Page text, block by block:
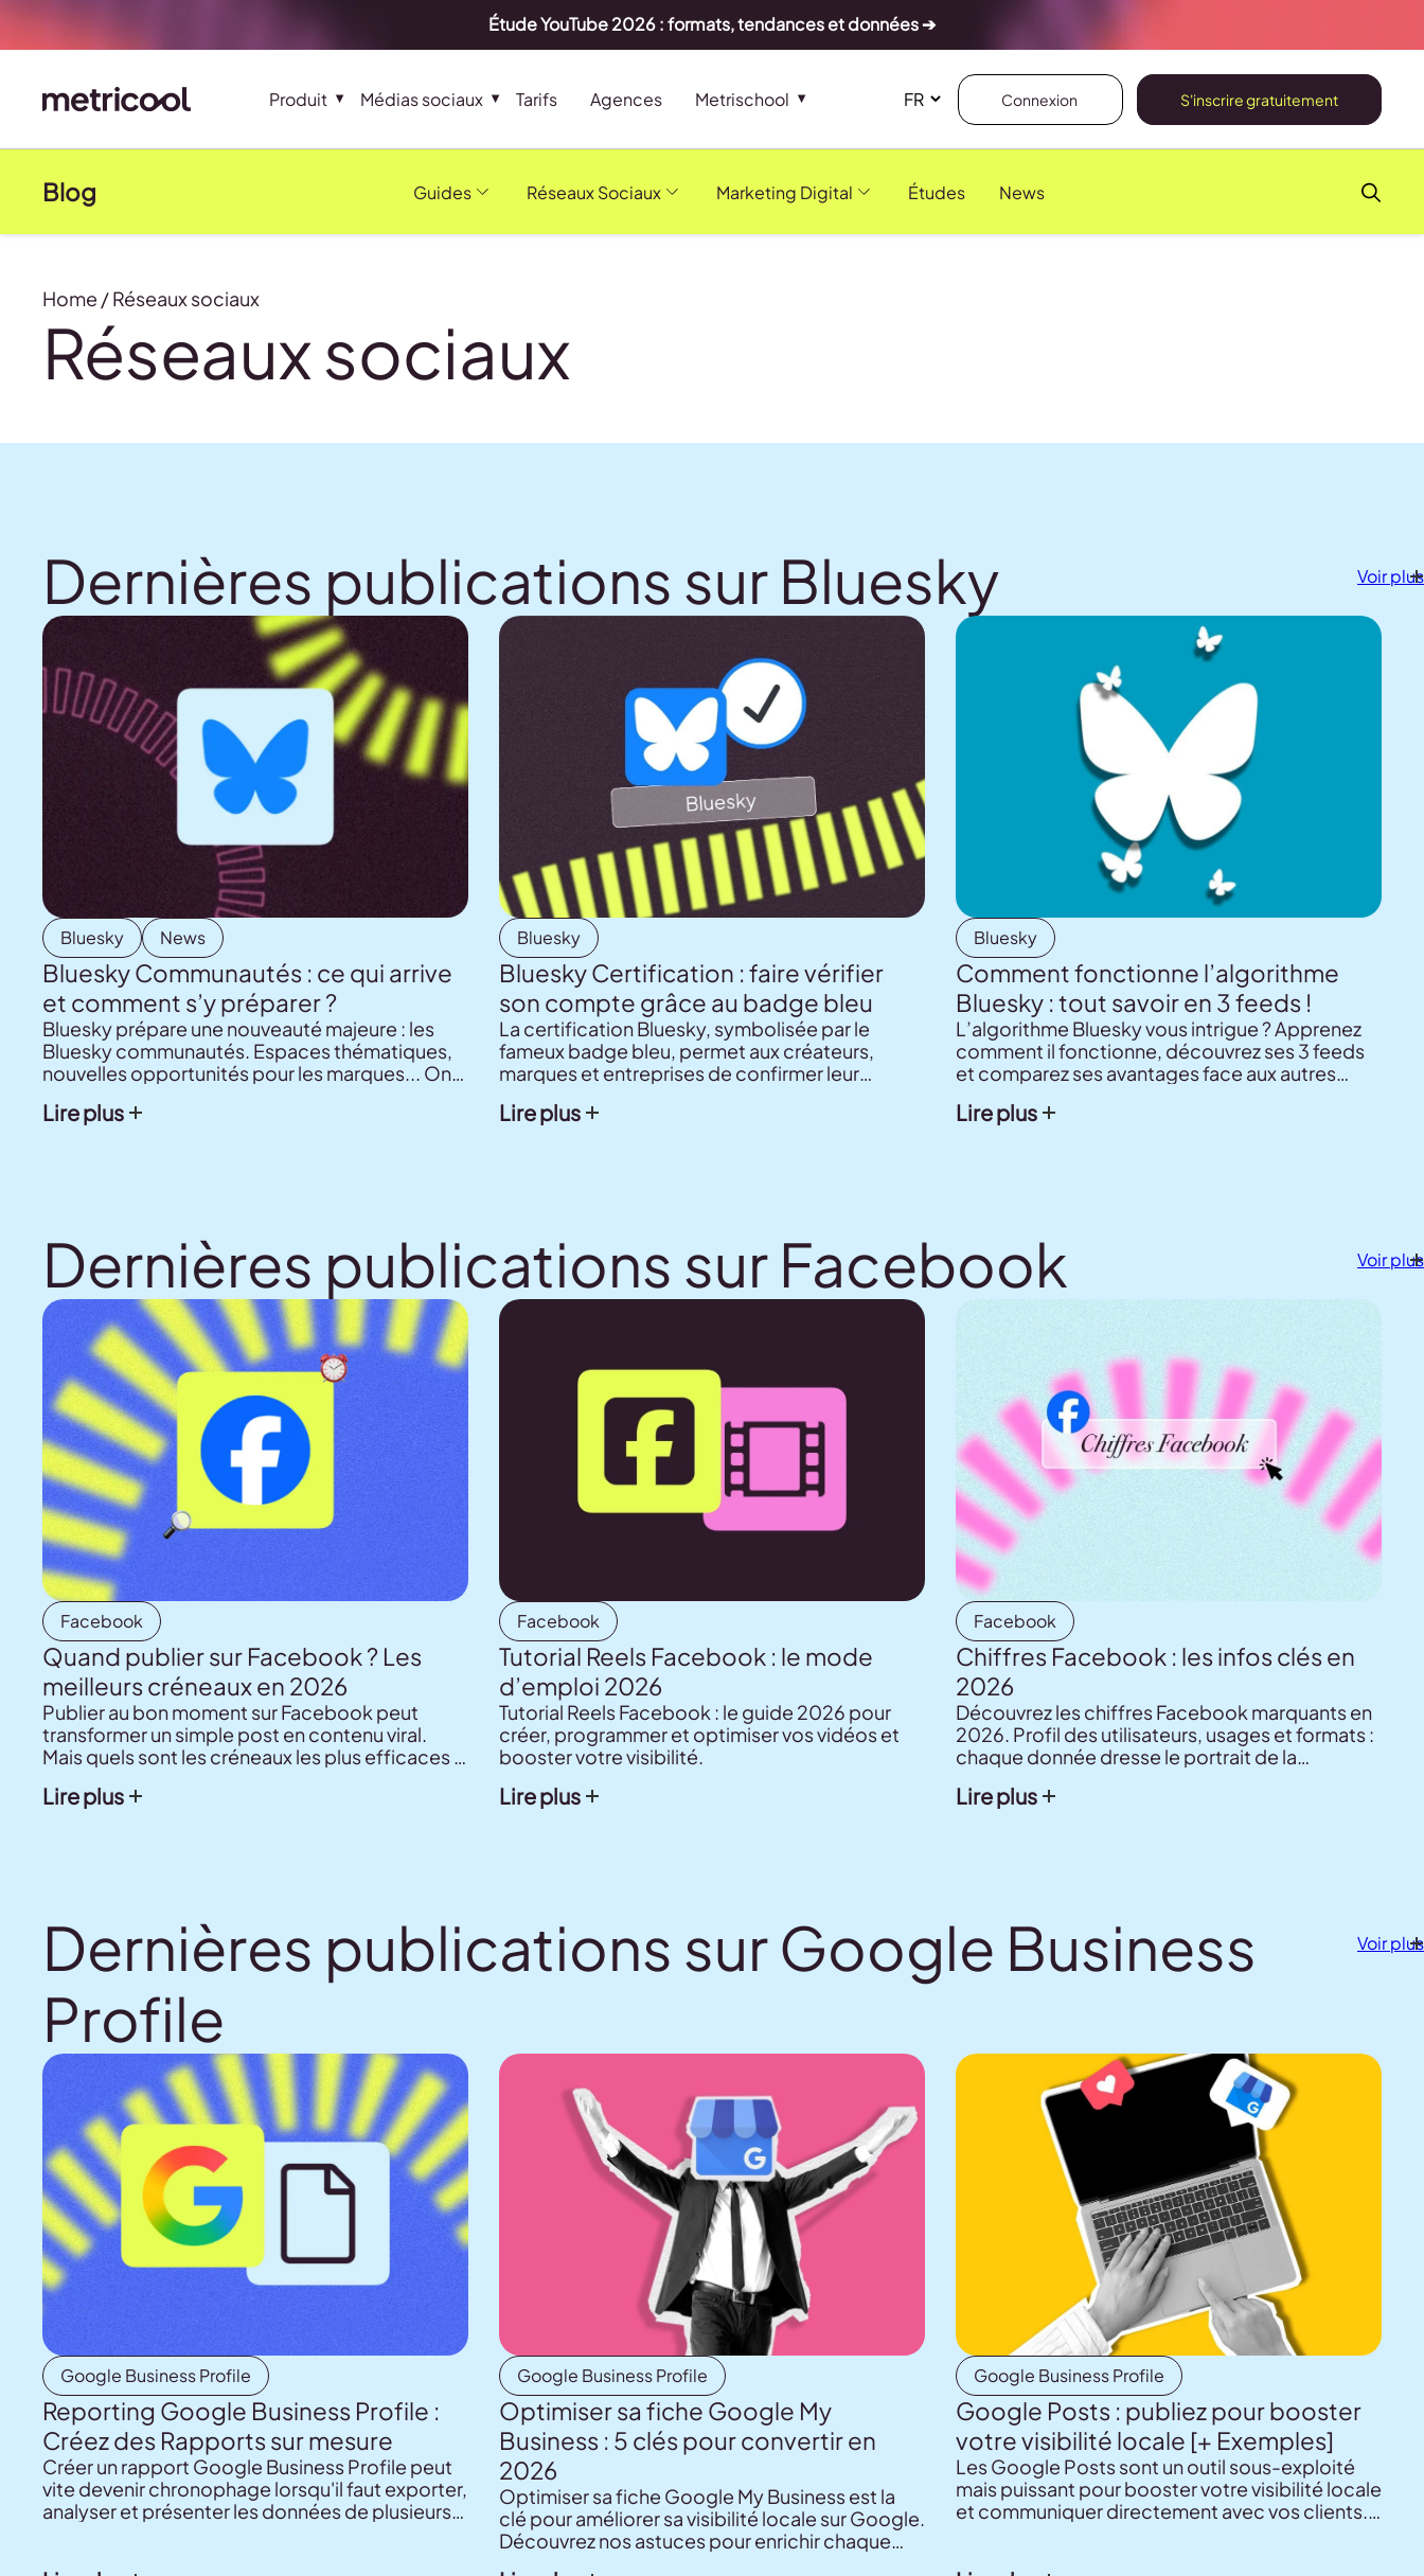
Étude YouTube 2026 : formats, tendances et données ➔
Produit Médias sociaux Tarifs Agences Metrischool Connexion S'inscrire gratuitement
Blog Guides Réseaux Sociaux Marketing Digital Études News
Home /Réseaux sociaux
Réseaux sociaux
Voir plus
Dernières publications sur Bluesky
Bluesky News
Bluesky Communautés : ce qui arrive
et comment s’y préparer ?
Bluesky prépare une nouveauté majeure : les
Bluesky communautés. Espaces thématiques,
nouvelles opportunités pour les marques... On
prendre une longueur d'avance.
Lire plus
Bluesky
Bluesky Certification : faire vérifier
son compte grâce au badge bleu
La certification Bluesky, symbolisée par le
fameux badge bleu, permet aux créateurs,
marques et entreprises de confirmer leur
Découvrez les différents types de certification,
Lire plus
Bluesky
Comment fonctionne l’algorithme
Bluesky : tout savoir en 3 feeds !
L’algorithme Bluesky vous intrigue ? Apprenez
comment il fonctionne, découvrez ses 3 feeds
et comparez ses avantages face aux autres
être un expert tech !
Lire plus
Voir plus
Dernières publications sur Facebook
Facebook
Quand publier sur Facebook ? Les
meilleurs créneaux en 2026
Publier au bon moment sur Facebook peut
transformer un simple post en contenu viral.
Mais quels sont les créneaux les plus efficaces ?
chaque jour de la semaine, et les outils
Lire plus
Facebook
Tutorial Reels Facebook : le mode
d’emploi 2026
Tutorial Reels Facebook : le guide 2026 pour
créer, programmer et optimiser vos vidéos et
booster votre visibilité.
Lire plus
Facebook
Chiffres Facebook : les infos clés en
2026
Découvrez les chiffres Facebook marquants en
2026. Profil des utilisateurs, usages et formats :
chaque donnée dresse le portrait de la
Lire plus
Voir plus
Dernières publications sur Google Business
Profile
Google Business Profile
Reporting Google Business Profile :
Créez des Rapports sur mesure
Créer un rapport Google Business Profile peut
vite devenir chronophage lorsqu'il faut exporter,
analyser et présenter les données de plusieurs
Google Business Profile
Optimiser sa fiche Google My
Business : 5 clés pour convertir en
2026
Optimiser sa fiche Google My Business est la
clé pour améliorer sa visibilité locale sur Google.
Découvrez nos astuces pour enrichir chaque
Google Business Profile
Google Posts : publiez pour booster
votre visibilité locale [+ Exemples]
Les Google Posts sont un outil sous-exploité
mais puissant pour booster votre visibilité locale
et communiquer directement avec vos clients.